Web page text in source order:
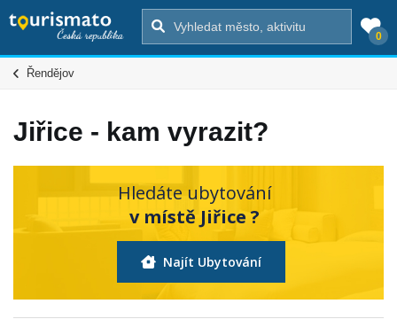
0
Řendějov
Jiřice - kam vyrazit?
Hledáte ubytování
v místě Jiřice ?
Najít Ubytování